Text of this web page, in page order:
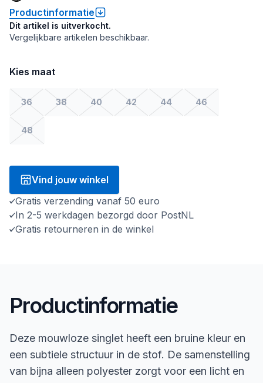
Productinformatie
Dit artikel is uitverkocht.
Vergelijkbare artikelen beschikbaar.
Kies maat
36 38 40 42 44 46
48
Vind jouw winkel
Gratis verzending vanaf 50 euro
In 2-5 werkdagen bezorgd door PostNL
Gratis retourneren in de winkel
Productinformatie
Deze mouwloze singlet heeft een bruine kleur en
een subtiele structuur in de stof. De samenstelling
van bijna alleen polyester zorgt voor een licht en